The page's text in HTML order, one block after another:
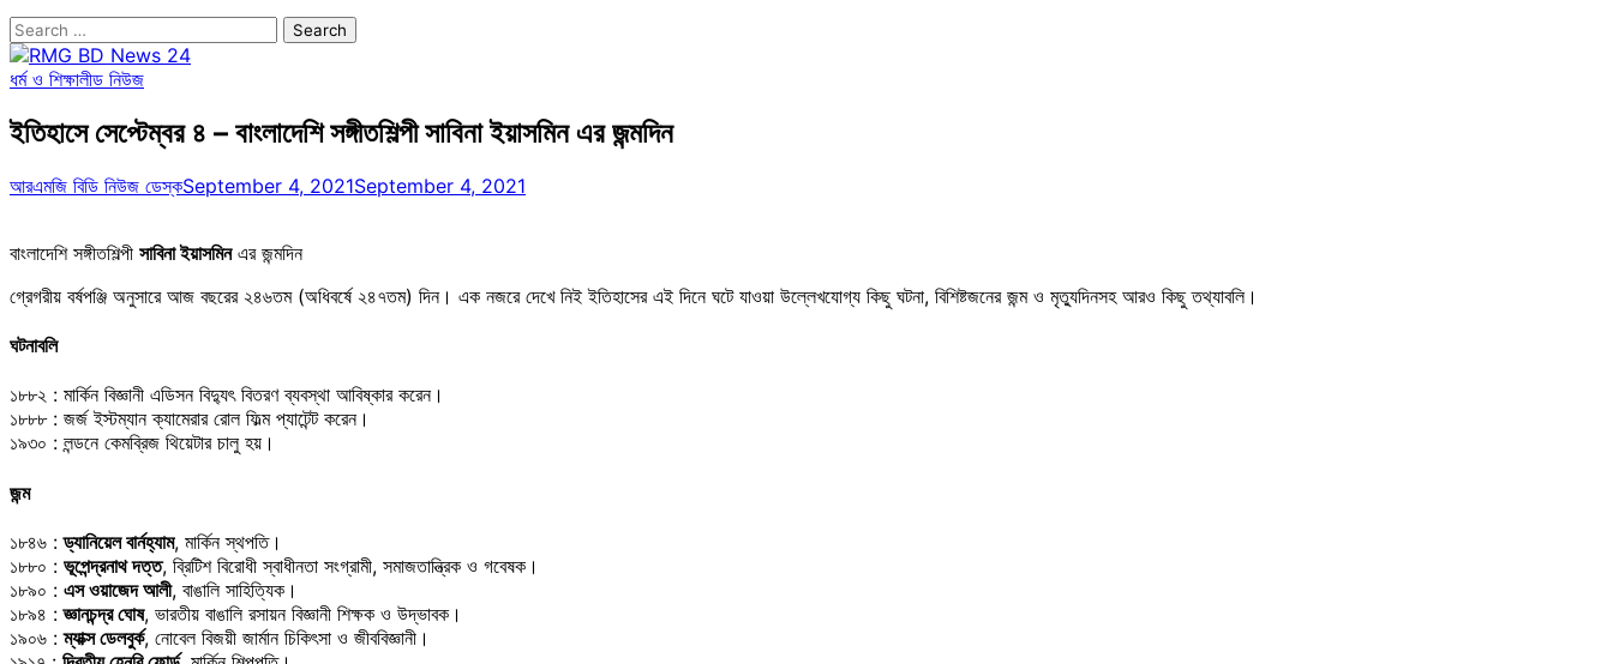
Search
for:
ধর্ম ও শিক্ষালীড নিউজ
ইতিহাসে সেপ্টেম্বর ৪ – বাংলাদেশি সঙ্গীতশিল্পী সাবিনা ইয়াসমিন এর জন্মদিন
আরএমজি বিডি নিউজ ডেস্কSeptember 4, 2021September 4, 2021
বাংলাদেশি সঙ্গীতশিল্পী সাবিনা ইয়াসমিনএর জন্মদিন
গ্রেগরীয় বর্ষপঞ্জি অনুসারে আজ বছরের ২৪৬তম (অধিবর্ষে ২৪৭তম) দিন। এক নজরে দেখে নিই ইতিহাসের এই দিনে ঘটে যাওয়া উল্লেখযোগ্য কিছু ঘটনা, বিশিষ্টজনের জন্ম ও মৃত্যুদিনসহ আরও কিছু তথ্যাবলি।
ঘটনাবলি
১৮৮২ : মার্কিন বিজ্ঞানী এডিসন বিদ্যুৎ বিতরণ ব্যবস্থা আবিষ্কার করেন।
১৮৮৮ : জর্জ ইস্টম্যান ক্যামেরার রোল ফিল্ম প্যাটেন্ট করেন।
১৯৩০ : লন্ডনে কেমব্রিজ থিয়েটার চালু হয়।
জন্ম
১৮৪৬ :ড্যানিয়েল বার্নহ্যাম, মার্কিন স্থপতি।
১৮৮০ : ভূপেন্দ্রনাথ দত্ত, ব্রিটিশ বিরোধী স্বাধীনতা সংগ্রামী, সমাজতান্ত্রিক ও গবেষক।
১৮৯০ : এস ওয়াজেদ আলী, বাঙালি সাহিত্যিক।
১৮৯৪ :জ্ঞানচন্দ্র ঘোষ, ভারতীয় বাঙালি রসায়ন বিজ্ঞানী শিক্ষক ও উদ্ভাবক।
১৯০৬ :ম্যাক্স ডেলবুর্ক, নোবেল বিজয়ী জার্মান চিকিৎসা ও জীববিজ্ঞানী।